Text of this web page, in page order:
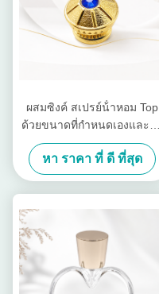
ผสมซิงค์ สเปรย์น้ําหอม Top
ด้วยขนาดที่กําหนดเองและตก
แต่งอลังการสําหรับหอมหรู
หา ราคา ที่ ดี ที่สุด